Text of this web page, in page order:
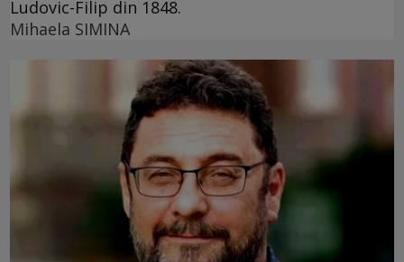
Ludovic-Filip din 1848.
Mihaela SIMINA